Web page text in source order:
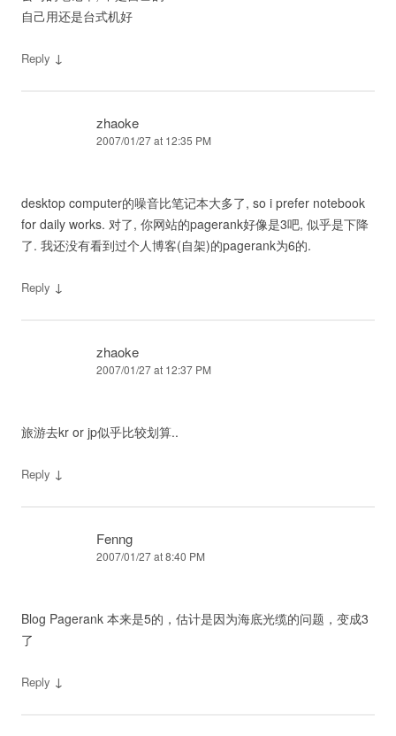
自己用还是台式机好
Reply ↓
zhaoke
2007/01/27 at 12:35 PM
desktop computer的噪音比笔记本大多了, so i prefer notebook
for daily works. 对了, 你网站的pagerank好像是3吧, 似乎是下降
了. 我还没有看到过个人博客(自架)的pagerank为6的.
Reply ↓
zhaoke
2007/01/27 at 12:37 PM
旅游去kr or jp似乎比较划算..
Reply ↓
Fenng
2007/01/27 at 8:40 PM
Blog Pagerank 本来是5的，估计是因为海底光缆的问题，变成3
了
Reply ↓